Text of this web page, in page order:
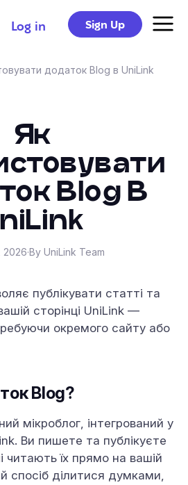
Log in Sign Up
додаток Blog в UniLink
Як
Blog В
2026·By UniLink Team
публікувати статті та
сторінці UniLink —
окремого сайту або
Blog?
мікроблог, інтегрований у
Ви пишете та публікуєте
читають їх прямо на вашій
спосіб ділитися думками,